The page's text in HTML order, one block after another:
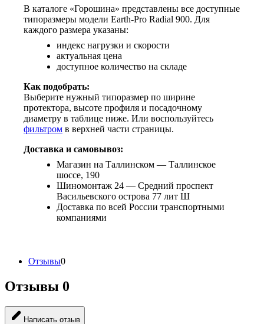
В каталоге «Горошина» представлены все доступные
типоразмеры модели Earth-Pro Radial 900. Для
каждого размера указаны:
индекс нагрузки и скорости
актуальная цена
доступное количество на складе
Как подобрать:
Выберите нужный типоразмер по ширине
протектора, высоте профиля и посадочному
диаметру в таблице ниже. Или воспользуйтесь
фильтром в верхней части страницы.
Доставка и самовывоз:
Магазин на Таллинском — Таллинское
шоссе, 190
Шиномонтаж 24 — Средний проспект
Васильевского острова 77 лит Ш
Доставка по всей России транспортными
компаниями
Отзывы0
Отзывы 0
Написать отзыв